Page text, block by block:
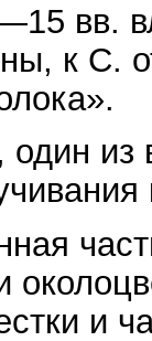
вв.
к С.
из
и